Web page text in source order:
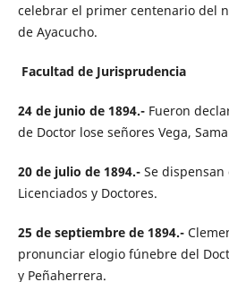
celebrar el primer centenario del
de Ayacucho.
Facultad de Jurisprudencia
24 de junio de 1894.- Fueron
de Doctor lose señores Vega,
20 de julio de 1894.- Se
Licenciados y Doctores.
25 de septiembre de 1894.-
pronunciar elogio fúnebre del
y Peñaherrera.